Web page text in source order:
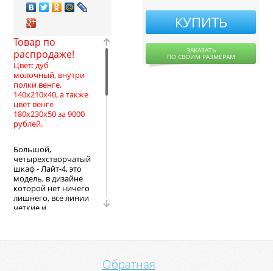
Товар по
распродаже!
Цвет: дуб
молочный, внутри
полки венге,
140x210x40, а также
цвет венге
180х230х50 за 9000
рублей.
Большой,
четырехстворчатый
шкаф - Лайт-4, это
модель, в дизайне
которой нет ничего
лишнего, все линии
четкие и
КУПИТЬ
ЗАКАЗАТЬ
ПО СВОИМ РАЗМЕРАМ
Обратная